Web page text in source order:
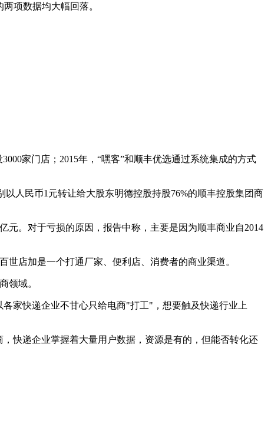
项数据均大幅回落。
家门店；2015年，“嘿客”和顺丰优选通过系统集成的方式
人民币1元转让给大股东明德控股持股76%的顺丰控股集团商
元。对于亏损的原因，报告中称，主要是因为顺丰商业自2014
店加是一个打通厂家、便利店、消费者的商业渠道。
领域。
家快递企业不甘心只给电商"打工"，想要触及快递行业上
快递企业掌握着大量用户数据，资源是有的，但能否转化还